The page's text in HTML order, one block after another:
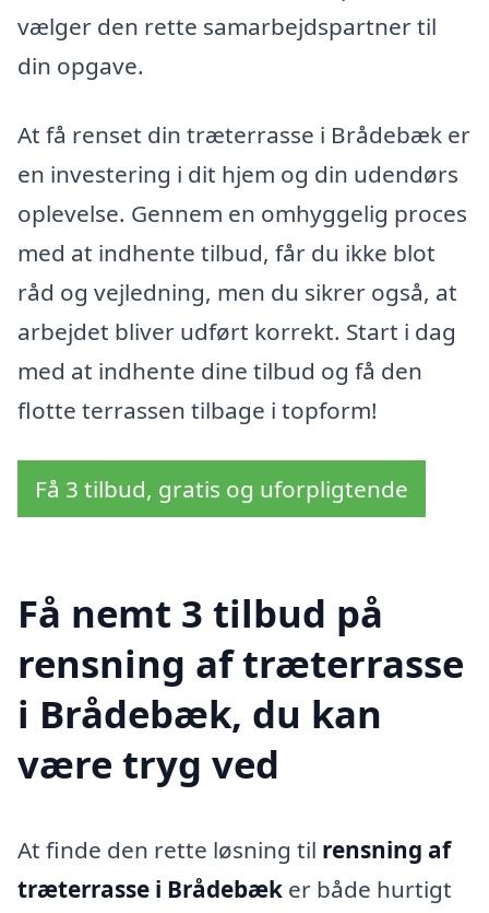
vælger den rette samarbejdspartner til
din opgave.
At få renset din træterrasse i Brådebæk er
en investering i dit hjem og din udendørs
oplevelse. Gennem en omhyggelig proces
med at indhente tilbud, får du ikke blot
råd og vejledning, men du sikrer også, at
arbejdet bliver udført korrekt. Start i dag
med at indhente dine tilbud og få den
flotte terrassen tilbage i topform!
Få 3 tilbud, gratis og uforpligtende
Få nemt 3 tilbud på
rensning af træterrasse
i Brådebæk, du kan
være tryg ved
At finde den rette løsning til rensning af
træterrasse i Brådebæk er både hurtigt